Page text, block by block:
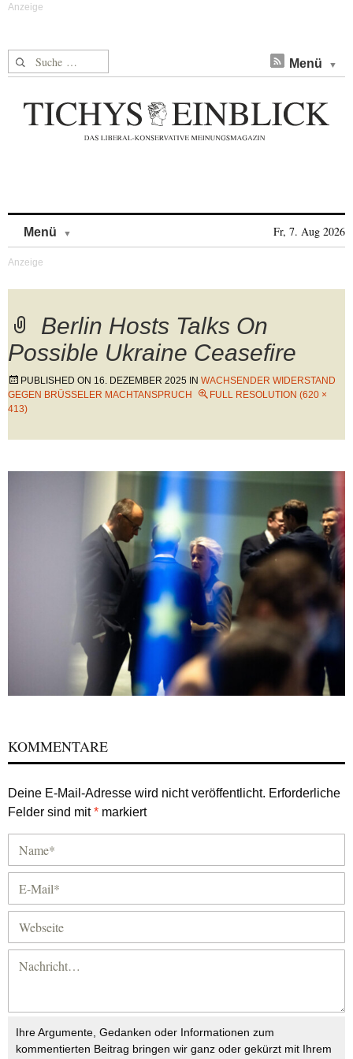
Suche nach: Menü
Menü Fr, 7. Aug 2026
Berlin Hosts Talks On
Possible Ukraine Ceasefire
PUBLISHED ON 16. DEZEMBER 2025 IN WACHSENDER WIDERSTAND
GEGEN BRÜSSELER MACHTANSPRUCH
FULL RESOLUTION (620 ×
413)
KOMMENTARE
Deine E-Mail-Adresse wird nicht veröffentlicht. Erforderliche
Felder sind mit* markiert
Ihre Argumente, Gedanken oder Informationen zum
kommentierten Beitrag bringen wir ganz oder gekürzt mit Ihrem